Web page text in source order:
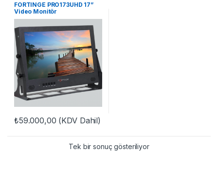
FORTINGE PRO173UHD 17”
Video Monitör
₺59.000,00 (KDV Dahil)
Tek bir sonuç gösteriliyor